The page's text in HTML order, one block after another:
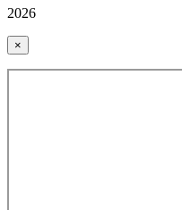
2026
×